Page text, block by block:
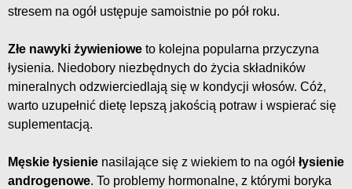
stresem na ogół ustępuje samoistnie po pół roku.
Złe nawyki żywieniowe to kolejna popularna przyczyna
łysienia. Niedobory niezbędnych do życia składników
mineralnych odzwierciedlają się w kondycji włosów. Cóż,
warto uzupełnić dietę lepszą jakością potraw i wspierać się
suplementacją.
Męskie łysienie nasilające się z wiekiem to na ogół łysienie
androgenowe. To problemy hormonalne, z którymi boryka